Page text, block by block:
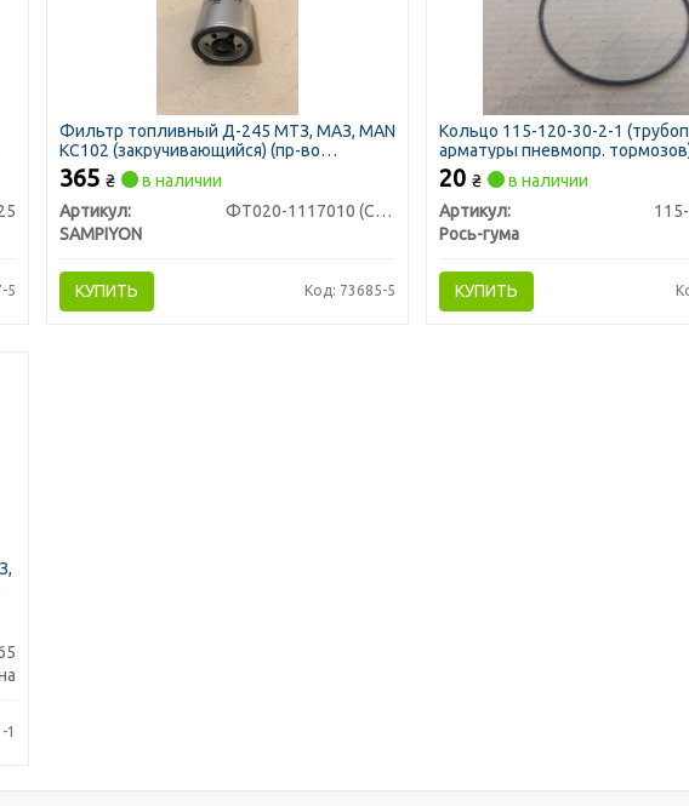
5
Фильтр топливный Д-245 МТЗ, МАЗ, MAN
KC102 (закручивающийся) (пр-во
SAMPIYON)
365 ₴
в наличии
Артикул:
ФТ020-1117010 (CS 1438 M)
SAMPIYON
КУПИТЬ Код: 73685-5
Кольцо 115-120-30-2-1
арматуры пневмопр.
20 ₴
в наличии
Артикул:
Рось-гума
КУПИТЬ
1